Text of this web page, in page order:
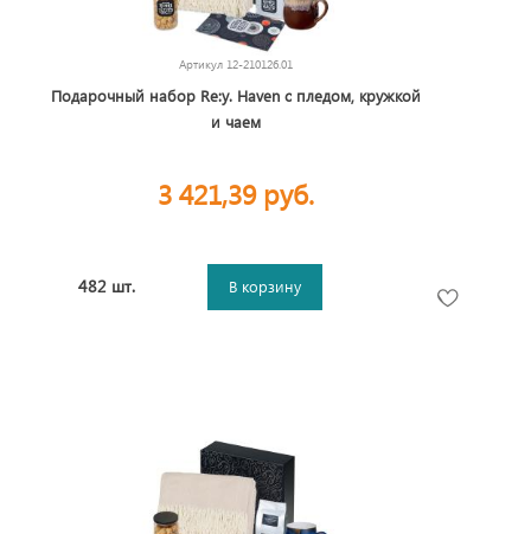
Артикул 12-210126.01
Подарочный набор Re:y. Haven с пледом, кружкой
и чаем
3 421,39 руб.
482 шт. В корзину